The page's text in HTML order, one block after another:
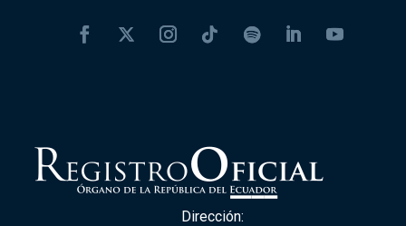
Dirección: